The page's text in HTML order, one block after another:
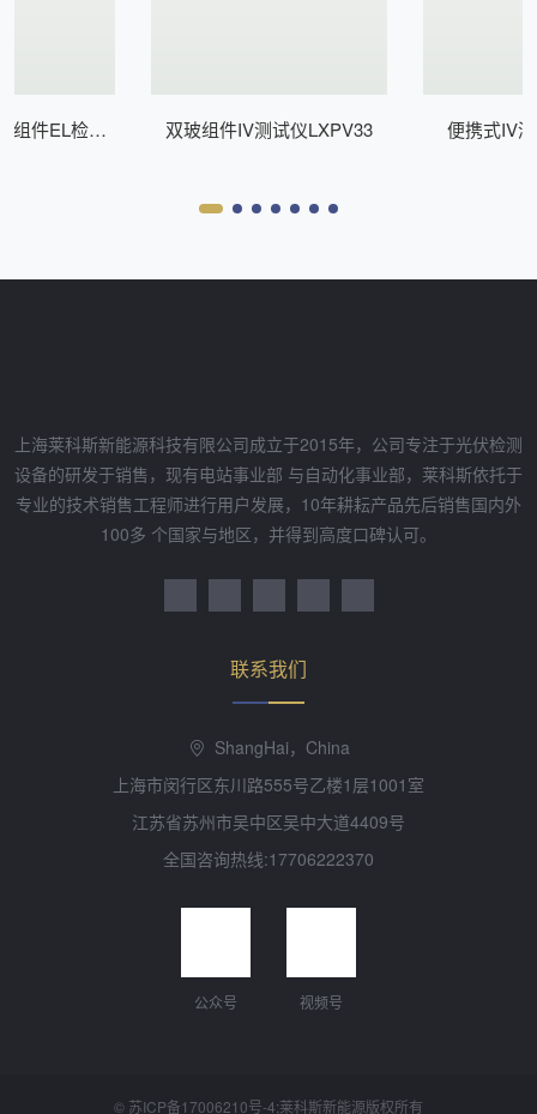
组件EL检测
双玻组件IV测试仪LXPV33 便携式IV
上海莱科斯新能源科技有限公司成立于2015年，公司专注于光伏检测
设备的研发于销售，现有电站事业部 与自动化事业部，莱科斯依托于
专业的技术销售工程师进行用户发展，10年耕耘产品先后销售国内外
100多 个国家与地区，并得到高度口碑认可。
联系我们
ShangHai，China
上海市闵行区东川路555号乙楼1层1001室
江苏省苏州市吴中区吴中大道4409号
全国咨询热线:17706222370
公众号 视频号
© 苏ICP备17006210号-4;莱科斯新能源版权所有